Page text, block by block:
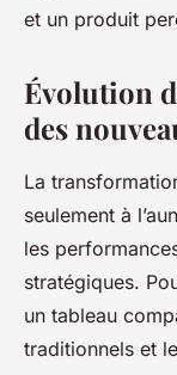
et un produit
Évolution
des
La
seulement à
les
stratégiques.
un tableau
traditionnels et